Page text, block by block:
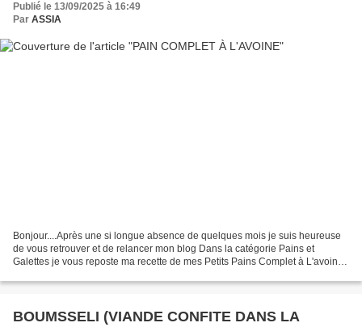
Publié le 13/09/2025 à 16:49
Par ASSIA
Bonjour....Après une si longue absence de quelques mois je suis heureuse
de vous retrouver et de relancer mon blog Dans la catégorie Pains et
Galettes je vous reposte ma recette de mes Petits Pains Complet à L'avoine
BOUMSSELI (VIANDE CONFITE DANS LA